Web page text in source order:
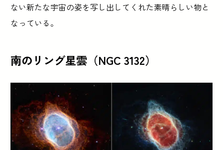
ない新たな宇宙の姿を写し出してくれた素晴らしい物と
なっている。
南のリング星雲（NGC 3132）